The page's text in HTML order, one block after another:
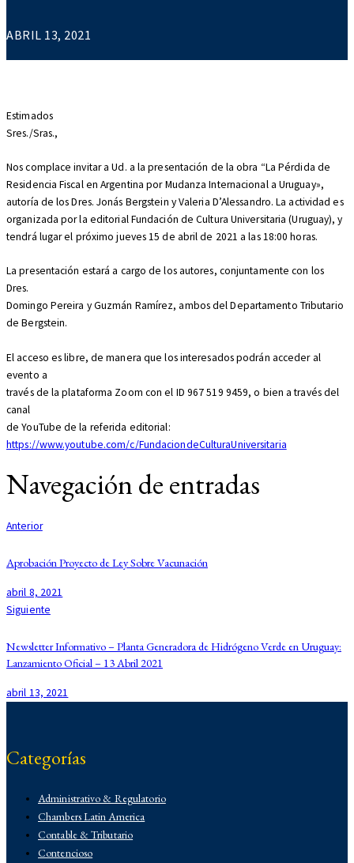
ABRIL 13, 2021
Estimados
Sres./Sras.,
Nos complace invitar a Ud. a la presentación de la obra “La Pérdida de
Residencia Fiscal en Argentina por Mudanza Internacional a Uruguay»,
autoría de los Dres. Jonás Bergstein y Valeria D’Alessandro. La actividad es
organizada por la editorial Fundación de Cultura Universitaria (Uruguay), y
tendrá lugar el próximo jueves 15 de abril de 2021 a las 18:00 horas.
La presentación estará a cargo de los autores, conjuntamente con los
Dres.
Domingo Pereira y Guzmán Ramírez, ambos del Departamento Tributario
de Bergstein.
El acceso es libre, de manera que los interesados podrán acceder al
evento a
través de la plataforma Zoom con el ID 967 519 9459, o bien a través del
canal
de YouTube de la referida editorial:
https://www.youtube.com/c/FundaciondeCulturaUniversitaria
Navegación de entradas
Anterior
Aprobación Proyecto de Ley Sobre Vacunación
abril 8, 2021
Siguiente
Newsletter Informativo – Planta Generadora de Hidrógeno Verde en Uruguay:
Lanzamiento Oficial – 13 Abril 2021
abril 13, 2021
Categorías
Administrativo & Regulatorio
Chambers Latin America
Contable & Tributario
Contencioso